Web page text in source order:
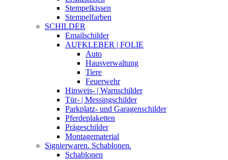
Stempelkissen
Stempelfarben
SCHILDER
Emailschilder
AUFKLEBER | FOLIE
Auto
Hausverwaltung
Tiere
Feuerwehr
Hinweis- | Warnschilder
Tür- | Messingschilder
Parkplatz- und Garagenschilder
Pferdeplaketten
Prägeschilder
Montagematerial
Signierwaren. Schablonen.
Schablonen